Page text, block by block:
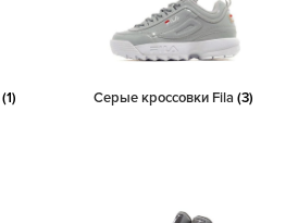
(1) Серые кроссовки Fila(3)